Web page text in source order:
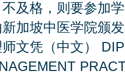
不及格，则要参加
新加坡中医学院颁
文凭（中文）